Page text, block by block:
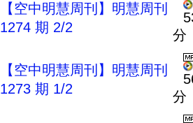
【空中明慧周刊】明慧周刊
1274 期 2/2
分
【空中明慧周刊】明慧周刊
1273 期 1/2
分